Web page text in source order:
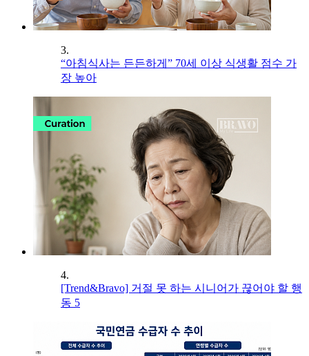
3.
“아침식사는 든든하게” 70세 이상 식생활 점수 가
장 높아
4.
[Trend&Bravo] 거절 못 하는 시니어가 끊어야 할 행
동 5